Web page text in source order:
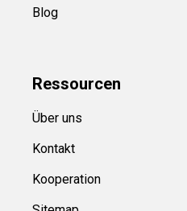
Blog
Ressourcen
Über uns
Kontakt
Kooperation